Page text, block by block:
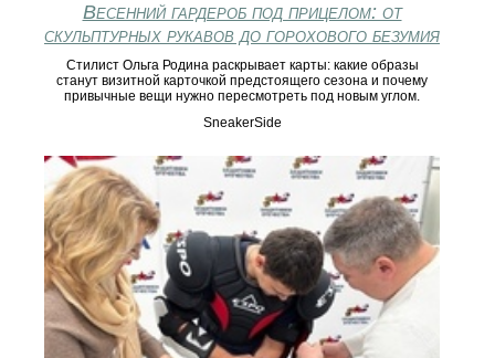
Весенний гардероб под прицелом: от
скульптурных рукавов до горохового безумия
Стилист Ольга Родина раскрывает карты: какие образы
станут визитной карточкой предстоящего сезона и почему
привычные вещи нужно пересмотреть под новым углом.
SneakerSide